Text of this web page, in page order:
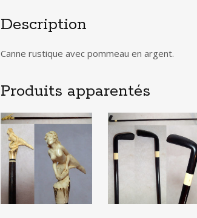
Description
Canne rustique avec pommeau en argent.
Produits apparentés